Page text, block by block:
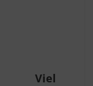
Viel